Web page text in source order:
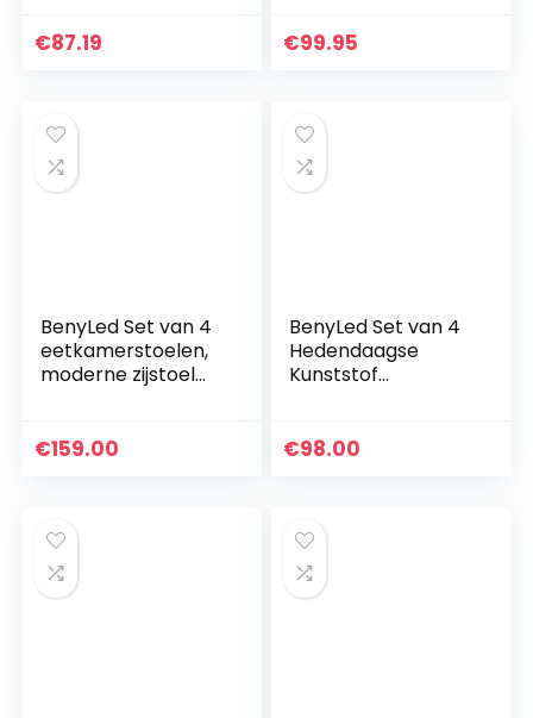
€87.19 €99.95
BenyLed Set van 4
eetkamerstoelen,
moderne zijstoel
beukenhouten
€159.00
BenyLed Set van 4
Hedendaagse
Kunststof
Zijstoel voor
€98.00